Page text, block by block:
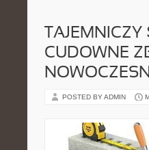
CUDOWNE
POSTED BY ADMIN